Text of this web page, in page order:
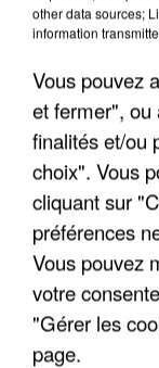
APRÈS
DE FAUNE
other data sources;
information
Vous pouvez
et fermer", ou
finalités et/ou
choix". Vous
cliquant sur
préférences
Vous pouvez
votre
"Gérer les
page.